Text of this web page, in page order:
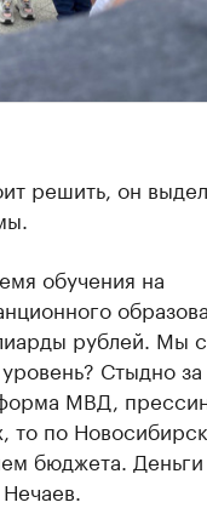
решить, он
обучения на
рублей. Мы
Стыдно за
МВД,
то по
бюджета. Деньги